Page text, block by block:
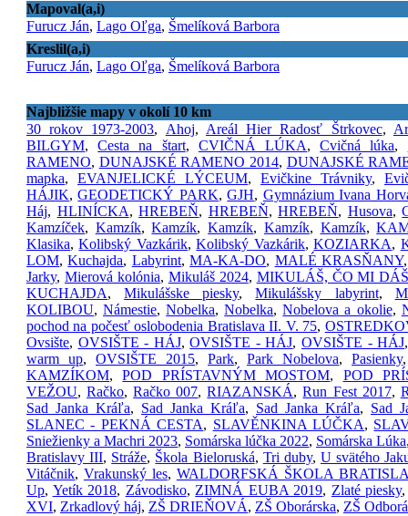
Mapoval(a,i)
Furucz Ján, Lago Oľga, Šmelíková Barbora
Kreslil(a,i)
Furucz Ján, Lago Oľga, Šmelíková Barbora
Najbližšie mapy v okolí 10 km
30 rokov 1973-2003, Ahoj, Areál Hier Radosť Štrkovec,
BILGYM,Cesta na štart, CVIČNÁ LÚKA,Cvičná lúka,
RAMENO, DUNAJSKÉ RAMENO 2014, DUNAJSKÉ
mapka, EVANJELICKÉ LÝCEUM, Evičkine Trávniky,
HÁJIK,GEODETICKÝ PARK,GJH, Gymnázium Ivana
Háj, HLINÍCKA,HREBEŇ, HREBEŇ,HREBEŇ, Husova,
Kamzíček, Kamzík,Kamzík,Kamzík, Kamzík, Kamzík,
Klasika,Kolibský Vazkárik,Kolibský Vazkárik,KOZIARKA,
LOM,Kuchajda, Labyrint,MA-KA-DO, MALÉ KRASŇANY
Jarky, Mierová kolónia, Mikuláš 2024, MIKULÁŠ, ČO MI
KUCHAJDA,Mikulášske piesky,Mikulášsky labyrint,
KOLIBOU,Námestie,Nobelka,Nobelka,Nobelova a okolie,
pochod na počesť oslobodenia Bratislava II. V. 75,
Ovsište, OVSIŠTE - HÁJ,OVSIŠTE - HÁJ, OVSIŠTE - HÁJ
warm up, OVSIŠTE 2015, Park, Park Nobelova, Pasienky
KAMZÍKOM,POD PRÍSTAVNÝM MOSTOM, POD
VEŽOU,Račko,Račko 007,RIAZANSKÁ,Run Fest 2017,
Sad Janka Kráľa, Sad Janka Kráľa, Sad Janka Kráľa, Sad
SLANEC - PEKNÁ CESTA, SLAVĚNKINA LÚČKA,
Sniežienky a Machri 2023, Somárska lúčka 2022, Somárska Lúka
Bratislavy III, Stráže, Škola Bieloruská, Tri duby, U svätého
Vitáčnik, Vrakunský les, WALDORFSKÁ ŠKOLA
Up, Yetík 2018, Závodisko,ZIMNÁ EUBA 2019, Zlaté piesky
XVI, Zrkadlový háj, ZŠ DRIEŇOVÁ, ZŠ Oborárska, ZŠ